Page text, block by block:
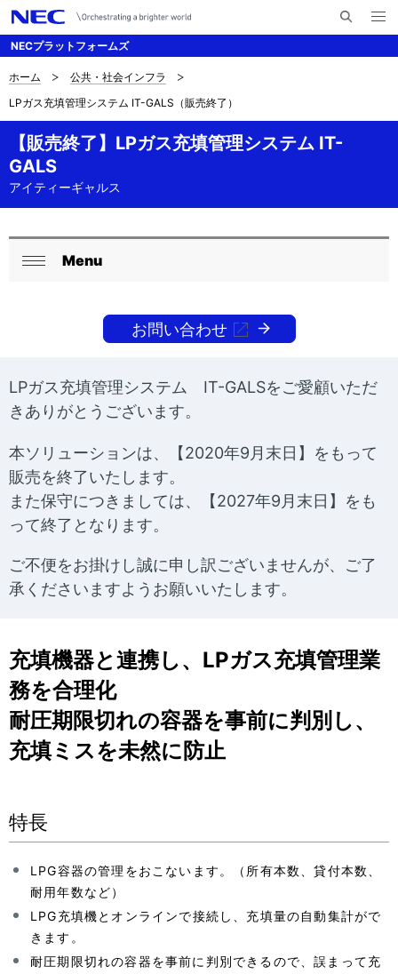
NECプラットフォームズ
メ
ニ
ナ
ビ
ー
シ
サ
イ
ト
内
の
現
を
表
示
し
て
ま
ホーム
公共・社会インフラ
LPガス充填管理システム IT-GALS（販売終了）
【販売終了】LPガス充填管理システム IT-
GALS
アイティーギャルス
ロ
ナ
ゲ
ー
シ
ョ
ン
Menu
お問い合わせ
LPガス充填管理システム IT-GALSをご愛顧いただ
きありがとうございます。
本ソリューションは、【2020年9月末日】をもって
販売を終了いたします。
また保守につきましては、【2027年9月末日】をも
って終了となります。
ご不便をお掛けし誠に申し訳ございませんが、ご了
承くださいますようお願いいたします。
充填機器と連携し、LPガス充填管理業
務を合理化
耐圧期限切れの容器を事前に判別し、
充填ミスを未然に防止
特長
LPG容器の管理をおこないます。（所有本数、貸付本数、
耐用年数など）
LPG充填機とオンラインで接続し、充填量の自動集計がで
きます。
耐圧期限切れの容器を事前に判別できるので、誤まって充